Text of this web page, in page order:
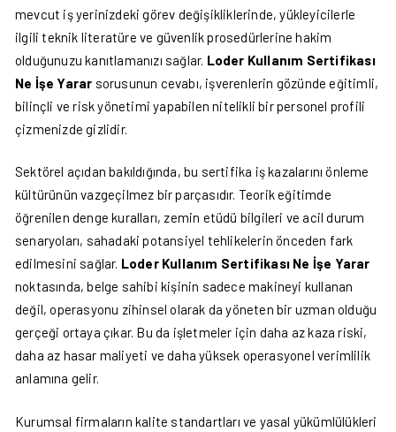
mevcut iş yerinizdeki görev değişikliklerinde, yükleyicilerle
ilgili teknik literatüre ve güvenlik prosedürlerine hakim
olduğunuzu kanıtlamanızı sağlar. Loder Kullanım Sertifikası
Ne İşe Yarar sorusunun cevabı, işverenlerin gözünde eğitimli,
bilinçli ve risk yönetimi yapabilen nitelikli bir personel profili
çizmenizde gizlidir.
Sektörel açıdan bakıldığında, bu sertifika iş kazalarını önleme
kültürünün vazgeçilmez bir parçasıdır. Teorik eğitimde
öğrenilen denge kuralları, zemin etüdü bilgileri ve acil durum
senaryoları, sahadaki potansiyel tehlikelerin önceden fark
edilmesini sağlar. Loder Kullanım Sertifikası Ne İşe Yarar
noktasında, belge sahibi kişinin sadece makineyi kullanan
değil, operasyonu zihinsel olarak da yöneten bir uzman olduğu
gerçeği ortaya çıkar. Bu da işletmeler için daha az kaza riski,
daha az hasar maliyeti ve daha yüksek operasyonel verimlilik
anlamına gelir.
Kurumsal firmaların kalite standartları ve yasal yükümlülükleri